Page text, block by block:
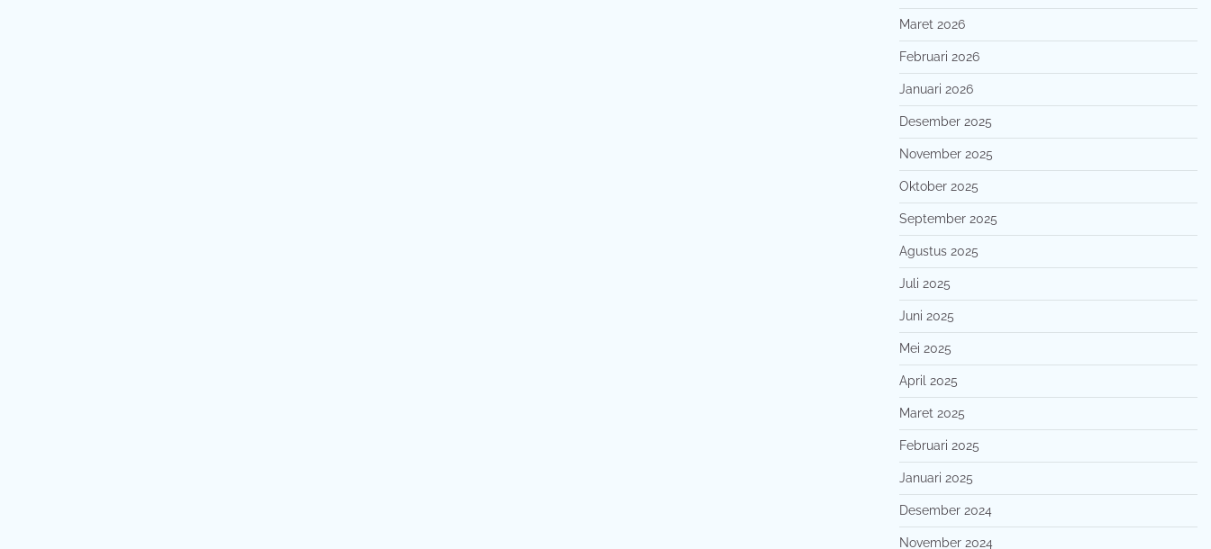
Maret 2026
Februari 2026
Januari 2026
Desember 2025
November 2025
Oktober 2025
September 2025
Agustus 2025
Juli 2025
Juni 2025
Mei 2025
April 2025
Maret 2025
Februari 2025
Januari 2025
Desember 2024
November 2024